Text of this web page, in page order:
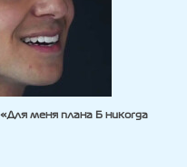
меня плана Б никогда